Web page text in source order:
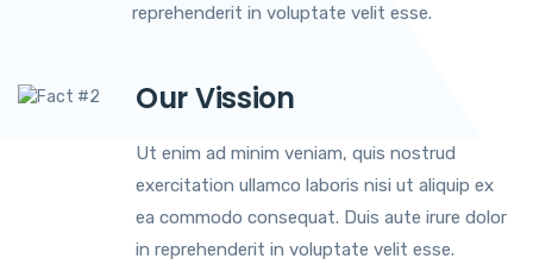
reprehenderit in voluptate velit esse.
Our Vission
Ut enim ad minim veniam, quis nostrud
exercitation ullamco laboris nisi ut aliquip ex
ea commodo consequat. Duis aute irure dolor
in reprehenderit in voluptate velit esse.